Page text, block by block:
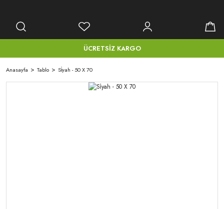
ÜCRETSİZ KARGO
Anasayfa Tablo Si̇yah - 50 X 70